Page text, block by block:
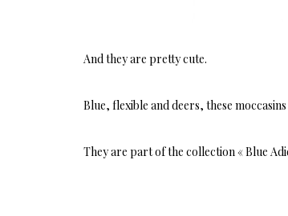
And they are pretty cute.
Blue, flexible and deers, these
They are part of the collection « Blue